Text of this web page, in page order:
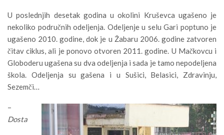
U poslednjih desetak godina u okolini Kruševca ugašeno je
nekoliko područnih odeljenja. Odeljenje u selu Gari poptuno je
ugašeno 2010. godine, dok je u Žabaru 2006. godine zatvoren
čitav ciklus, ali je ponovo otvoren 2011. godine. U Mačkovcu i
Globoderu ugašena su dva odeljenja i sada je tamo nepodeljena
škola. Odeljenja su gašena i u Sušici, Belasici, Zdravinju,
Sezemči…
–
Dosta